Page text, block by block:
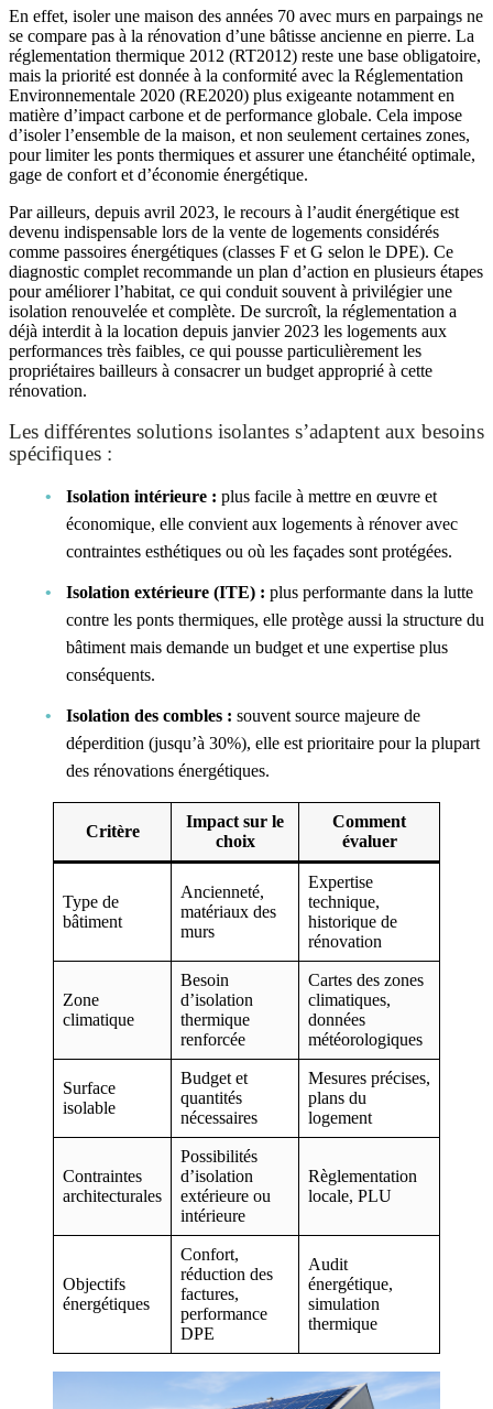
En effet, isoler une maison des années 70 avec murs en parpaings ne
se compare pas à la rénovation d’une bâtisse ancienne en pierre. La
réglementation thermique 2012 (RT2012) reste une base obligatoire,
mais la priorité est donnée à la conformité avec la Réglementation
Environnementale 2020 (RE2020) plus exigeante notamment en
matière d’impact carbone et de performance globale. Cela impose
d’isoler l’ensemble de la maison, et non seulement certaines zones,
pour limiter les ponts thermiques et assurer une étanchéité optimale,
gage de confort et d’économie énergétique.
Par ailleurs, depuis avril 2023, le recours à l’audit énergétique est
devenu indispensable lors de la vente de logements considérés
comme passoires énergétiques (classes F et G selon le DPE). Ce
diagnostic complet recommande un plan d’action en plusieurs étapes
pour améliorer l’habitat, ce qui conduit souvent à privilégier une
isolation renouvelée et complète. De surcroît, la réglementation a
déjà interdit à la location depuis janvier 2023 les logements aux
performances très faibles, ce qui pousse particulièrement les
propriétaires bailleurs à consacrer un budget approprié à cette
rénovation.
Les différentes solutions isolantes s’adaptent aux besoins
spécifiques :
Isolation intérieure : plus facile à mettre en œuvre et
économique, elle convient aux logements à rénover avec
contraintes esthétiques ou où les façades sont protégées.
Isolation extérieure (ITE) : plus performante dans la lutte
contre les ponts thermiques, elle protège aussi la structure du
bâtiment mais demande un budget et une expertise plus
conséquents.
Isolation des combles : souvent source majeure de
déperdition (jusqu’à 30%), elle est prioritaire pour la plupart
des rénovations énergétiques.
Critère
Impact sur le
choix
Comment
évaluer
Type de
bâtiment
Ancienneté,
matériaux des
murs
Expertise
technique,
historique de
rénovation
Zone
climatique
Besoin
d’isolation
thermique
renforcée
Cartes des zones
climatiques,
données
météorologiques
Surface
isolable
Budget et
quantités
nécessaires
Mesures précises,
plans du
logement
Contraintes
architecturales
Possibilités
d’isolation
extérieure ou
intérieure
Règlementation
locale, PLU
Objectifs
énergétiques
Confort,
réduction des
factures,
performance
DPE
Audit
énergétique,
simulation
thermique